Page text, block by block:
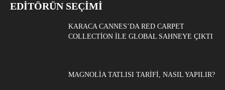
EDITÖRÜN SEÇIMI
KARACA CANNES’DA RED CARPET
COLLECTION ILE GLOBAL SAHNEYE ÇIKTI
MAGNOLIA TATLISI TARIFI, NASIL YAPILIR?